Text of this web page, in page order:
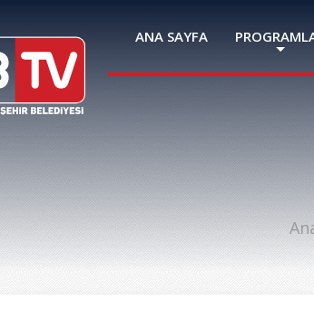
ANA SAYFA